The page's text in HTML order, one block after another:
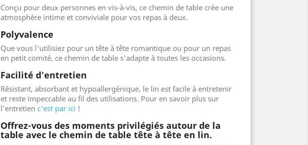
Conçu pour deux personnes en vis-à-vis, ce chemin de table crée une
atmosphère intime et conviviale pour vos repas à deux.
Polyvalence
Que vous l'utilisiez pour un tête à tête romantique ou pour un repas
en petit comité, ce chemin de table s'adapte à toutes les occasions.
Facilité d'entretien
Résistant, absorbant et hypoallergénique, le lin est facile à entretenir
et reste impeccable au fil des utilisations. Pour en savoir plus sur
l'entretien c'est par ici !
Offrez-vous des moments privilégiés autour de la
table avec le chemin de table tête à tête en lin.